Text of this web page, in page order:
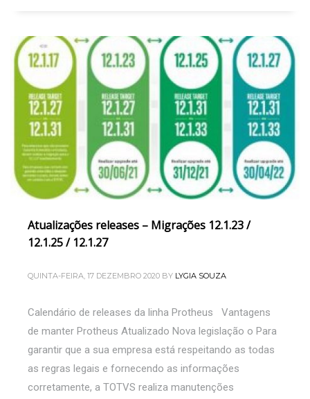
Atualizações releases – Migrações 12.1.23 /
12.1.25 / 12.1.27
QUINTA-FEIRA, 17 DEZEMBRO 2020 BY LYGIA SOUZA
Calendário de releases da linha Protheus Vantagens
de manter Protheus Atualizado Nova legislação o Para
garantir que a sua empresa está respeitando as todas
as regras legais e fornecendo as informações
corretamente, a TOTVS realiza manutenções